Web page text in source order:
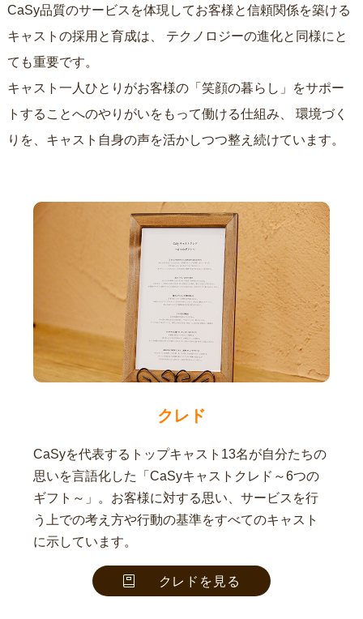
CaSy品質のサービスを体現してお客様と信頼関係を築ける
キャストの採用と育成は、
ても重要です。
キャスト一人ひとりがお客様の「笑顔の暮らし」をサポー
トすることへのやりがいをもって働ける仕組み、
りを、キャスト自身の声を活かしつつ整え続けています。
クレド
CaSyを代表するトップキャスト13名が自分たちの
思いを言語化した「CaSyキャストクレド～6つの
ギフト～」。お客様に対する思い、サービスを行
う上での考え方や行動の基準をすべてのキャスト
に示しています。
クレドを見る